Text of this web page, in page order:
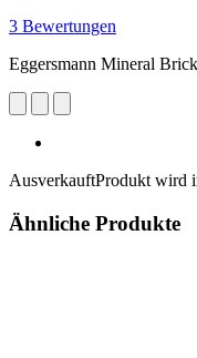
3 Bewertungen
Eggersmann Mineral
AusverkauftProdukt wird
Ähnliche Produkte